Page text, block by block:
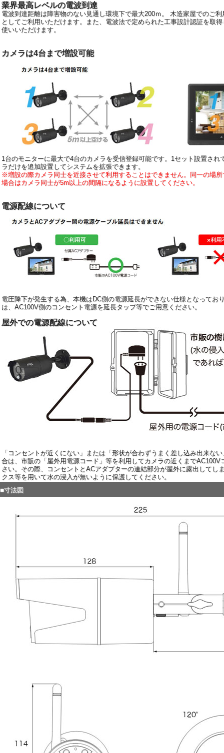
業界最高レベルの電波到達
電波到達距離は障害物のない見通し環境下で最大200ｍ。 木造家屋でのご
としてご利用いただけます。また、電波法で定められた工事設計認証を取
使いいただけます。
カメラは4台まで増設可能
1台のモニターに最大で4台のカメラを受信登録可能です。1セット設置され
ラだけを追加設置してシステムを拡張できます。
※増設の際カメラ同士を近接させて利用することはできません。同一の場
場合はカメラ同士が5m以上の間隔になるように設置してください。
電源配線について
電圧降下が発生する為、本機はDC側の電源延長ができない仕様となってお
は、AC100V側のコンセント電源を延長タップ等でご用意ください。
屋外での電源配線について
「コンセントが近くにない」または「形状が合わずうまく差し込み出来な
合は、市販の「屋外用電源コード」等を利用してカメラの近くまでAC100V
さい。その際、コンセントとACアダプターの連結部分が屋外に露出してし
クス等を用いて水の浸入が無いように保護してください。
■寸法図